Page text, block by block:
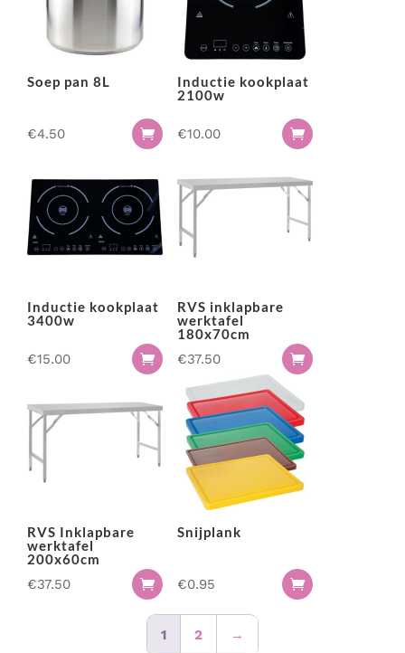
Soep pan 8L
€4.50 
Inductie kookplaat
2100w
€10.00 
Inductie kookplaat
3400w
€15.00 
RVS inklapbare
werktafel
180x70cm
€37.50 
RVS Inklapbare
werktafel
200x60cm
€37.50 
Snijplank
€0.95 
1 2 →